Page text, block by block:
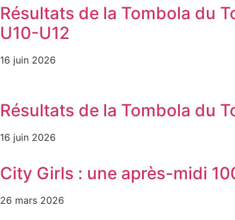
Résultats de la Tombola du
U10-U12
16 juin 2026
Résultats de la Tombola du
16 juin 2026
City Girls : une après-midi
26 mars 2026